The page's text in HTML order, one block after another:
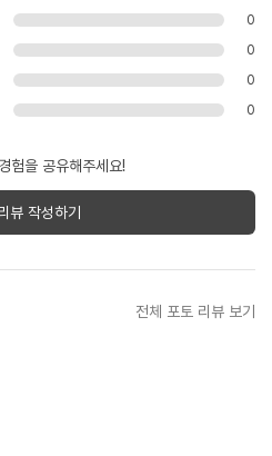
0
0
0
0
험을 공유해주세요!
뷰 작성하기
전체 포토 리뷰 보기